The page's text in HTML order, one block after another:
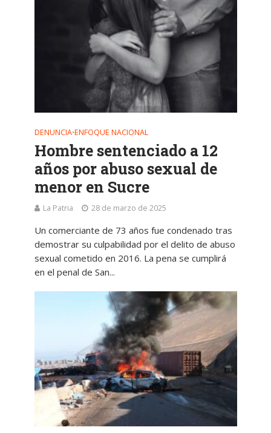
DENUNCIA•ENFOQUE NACIONAL
Hombre sentenciado a 12
años por abuso sexual de
menor en Sucre
La Patria 28 de marzo de 2025
Un comerciante de 73 años fue condenado tras
demostrar su culpabilidad por el delito de abuso
sexual cometido en 2016. La pena se cumplirá
en el penal de San...